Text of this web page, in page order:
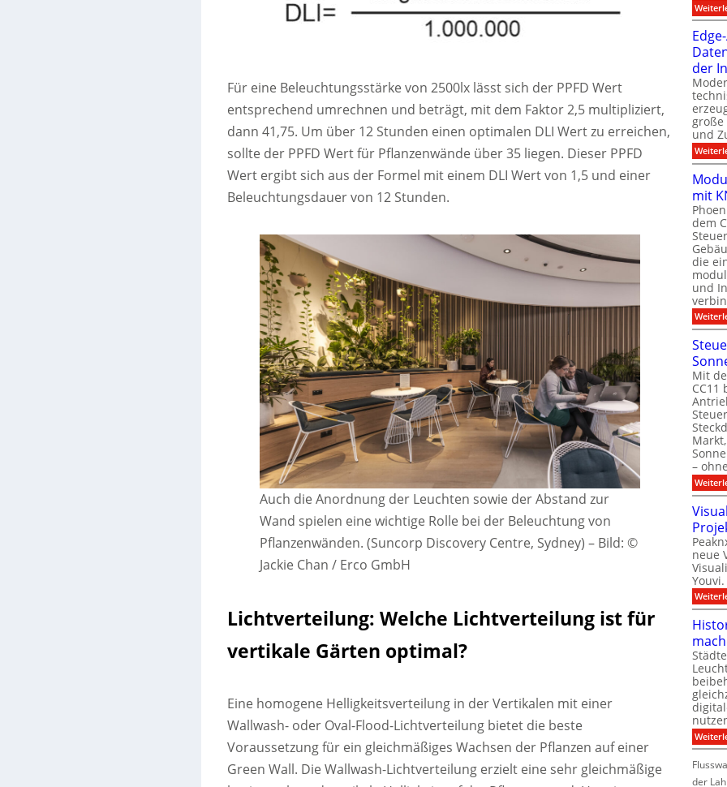
Für eine Beleuchtungsstärke von 2500lx lässt sich der PPFD Wert
entsprechend umrechnen und beträgt, mit dem Faktor 2,5 multipliziert,
dann 41,75. Um über 12 Stunden einen optimalen DLI Wert zu erreichen,
sollte der PPFD Wert für Pflanzenwände über 35 liegen. Dieser PPFD
Wert ergibt sich aus der Formel mit einem DLI Wert von 1,5 und einer
Beleuchtungsdauer von 12 Stunden.
Auch die Anordnung der Leuchten sowie der Abstand zur
Wand spielen eine wichtige Rolle bei der Beleuchtung von
Pflanzenwänden. (Suncorp Discovery Centre, Sydney) – Bild: ©
Jackie Chan / Erco GmbH
Lichtverteilung: Welche Lichtverteilung ist für
vertikale Gärten optimal?
Eine homogene Helligkeitsverteilung in der Vertikalen mit einer
Wallwash- oder Oval-Flood-Lichtverteilung bietet die beste
Voraussetzung für ein gleichmäßiges Wachsen der Pflanzen auf einer
Green Wall. Die Wallwash-Lichtverteilung erzielt eine sehr gleichmäßige
der
große
und
mit
dem
die
und
Mit
CC11
–
neue
Youvi.
der